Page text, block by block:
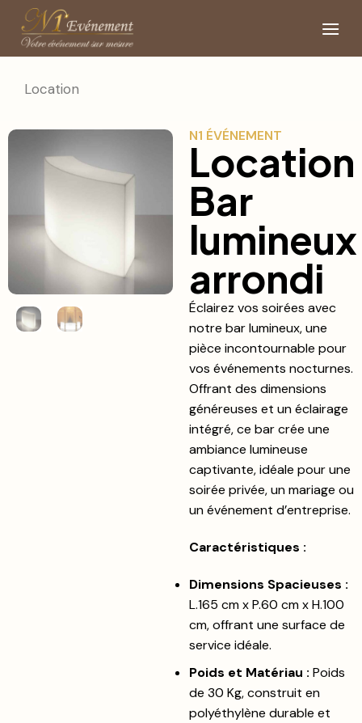
Location
N1 ÉVÉNEMENT
Location
Bar
lumineux
arrondi
Éclairez vos soirées avec
notre bar lumineux, une
pièce incontournable pour
vos événements nocturnes.
Offrant des dimensions
généreuses et un éclairage
intégré, ce bar crée une
ambiance lumineuse
captivante, idéale pour une
soirée privée, un mariage ou
un événement d’entreprise.
Caractéristiques :
Dimensions Spacieuses :
L.165 cm x P.60 cm x H.100
cm, offrant une surface de
service idéale.
Poids et Matériau : Poids
de 30 Kg, construit en
polyéthylène durable et